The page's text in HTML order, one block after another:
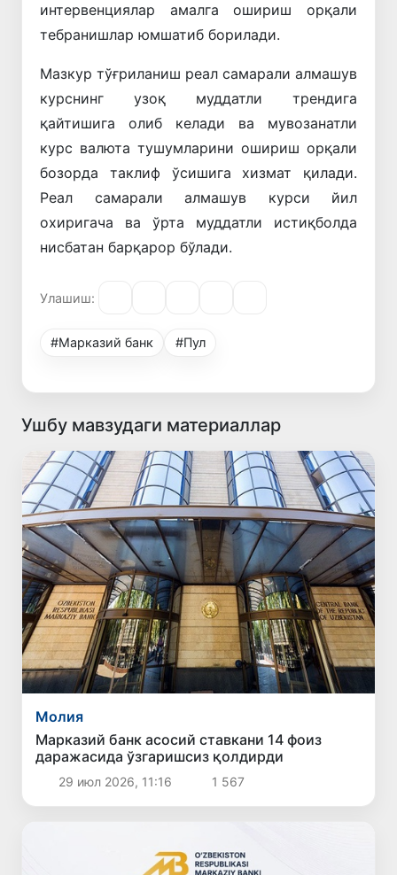
интервенциялар амалга ошириш орқали
тебранишлар юмшатиб борилади.
Мазкур тўғриланиш реал самарали алмашув
курснинг узоқ муддатли трендига
қайтишига олиб келади ва мувозанатли
курс валюта тушумларини ошириш орқали
бозорда таклиф ўсишига хизмат қилади.
Реал самарали алмашув курси йил
охиригача ва ўрта муддатли истиқболда
нисбатан барқарор бўлади.
Улашиш:
#Марказий банк #Пул
Ушбу мавзудаги материаллар
Молия
Марказий банк асосий ставкани 14 фоиз
даражасида ўзгаришсиз қолдирди
29 июл 2026, 11:16 1 567